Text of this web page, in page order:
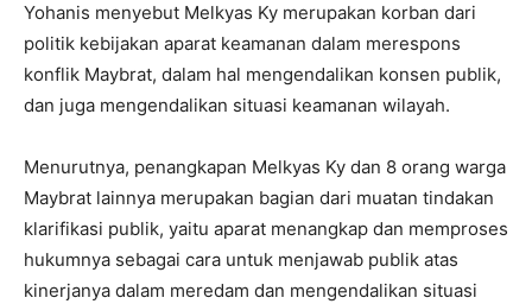
Yohanis menyebut Melkyas Ky merupakan korban dari
politik kebijakan aparat keamanan dalam merespons
konflik Maybrat, dalam hal mengendalikan konsen publik,
dan juga mengendalikan situasi keamanan wilayah.
Menurutnya, penangkapan Melkyas Ky dan 8 orang warga
Maybrat lainnya merupakan bagian dari muatan tindakan
klarifikasi publik, yaitu aparat menangkap dan memproses
hukumnya sebagai cara untuk menjawab publik atas
kinerjanya dalam meredam dan mengendalikan situasi